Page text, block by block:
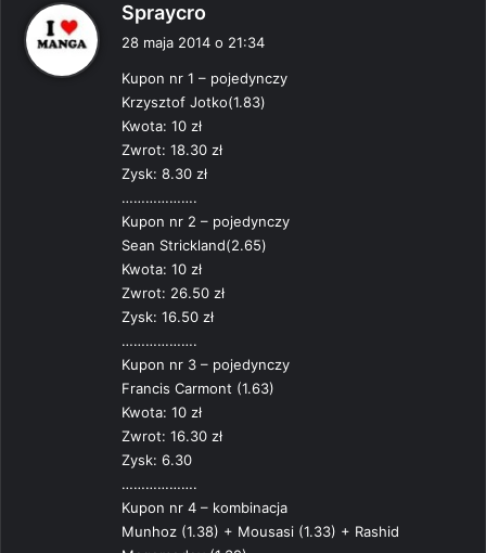
Spraycro
i
z
e
28 maja 2014 o 21:34
Kupon nr 1 – pojedynczy
Krzysztof Jotko(1.83)
Kwota: 10 zł
Zwrot: 18.30 zł
Zysk: 8.30 zł
……………….
Kupon nr 2 – pojedynczy
Sean Strickland(2.65)
Kwota: 10 zł
Zwrot: 26.50 zł
Zysk: 16.50 zł
……………….
Kupon nr 3 – pojedynczy
Francis Carmont (1.63)
Kwota: 10 zł
Zwrot: 16.30 zł
Zysk: 6.30
……………….
Kupon nr 4 – kombinacja
Munhoz (1.38) + Mousasi (1.33) + Rashid